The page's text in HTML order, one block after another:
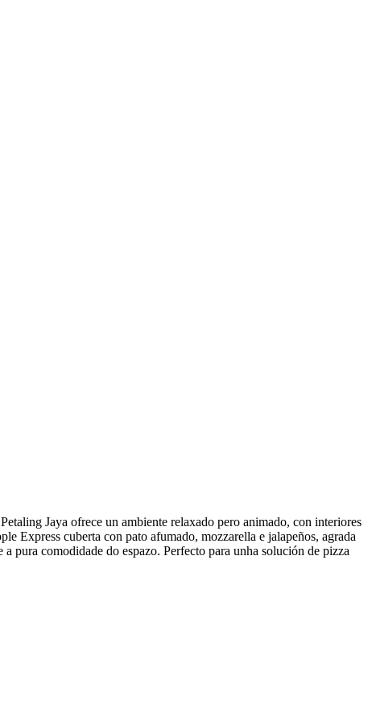
Jaya ofrece un ambiente relaxado pero animado, con interiores
Express cuberta con pato afumado, mozzarella e jalapeños, agrada
pura comodidade do espazo. Perfecto para unha solución de pizza